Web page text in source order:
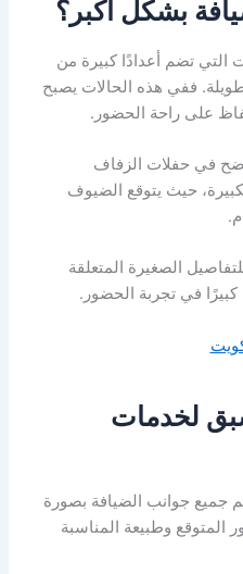
بشكل أكبر؟
التي تضم أعدادًا كبيرة من
ففي هذه الحالات يصبح
على راحة الحضور.
في حفلات الزفاف
حيث يتوقع الضيوف
الصغيرة المتعلقة
كبيرًا في تجربة الحضور.
لخدمات
جميع جوانب الضيافة بصورة
المتوقع وطبيعة المناسبة